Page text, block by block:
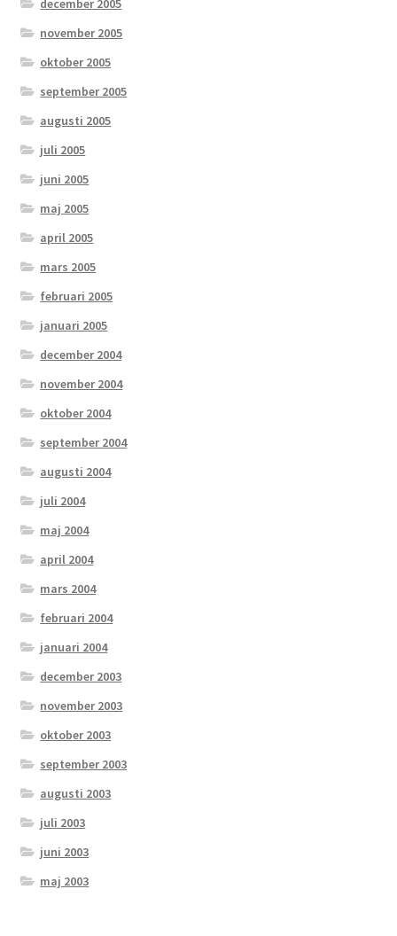
december 2005
november 2005
oktober 2005
september 2005
augusti 2005
juli 2005
juni 2005
maj 2005
april 2005
mars 2005
februari 2005
januari 2005
december 2004
november 2004
oktober 2004
september 2004
augusti 2004
juli 2004
maj 2004
april 2004
mars 2004
februari 2004
januari 2004
december 2003
november 2003
oktober 2003
september 2003
augusti 2003
juli 2003
juni 2003
maj 2003